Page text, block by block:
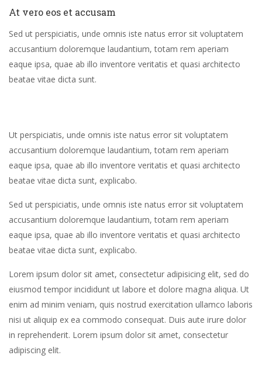
At vero eos et accusam
Sed ut perspiciatis, unde omnis iste natus error sit voluptatem
accusantium doloremque laudantium, totam rem aperiam
eaque ipsa, quae ab illo inventore veritatis et quasi architecto
beatae vitae dicta sunt.
Ut perspiciatis, unde omnis iste natus error sit voluptatem
accusantium doloremque laudantium, totam rem aperiam
eaque ipsa, quae ab illo inventore veritatis et quasi architecto
beatae vitae dicta sunt, explicabo.
Sed ut perspiciatis, unde omnis iste natus error sit voluptatem
accusantium doloremque laudantium, totam rem aperiam
eaque ipsa, quae ab illo inventore veritatis et quasi architecto
beatae vitae dicta sunt, explicabo.
Lorem ipsum dolor sit amet, consectetur adipisicing elit, sed do
eiusmod tempor incididunt ut labore et dolore magna aliqua. Ut
enim ad minim veniam, quis nostrud exercitation ullamco laboris
nisi ut aliquip ex ea commodo consequat. Duis aute irure dolor
in reprehenderit. Lorem ipsum dolor sit amet, consectetur
adipiscing elit.